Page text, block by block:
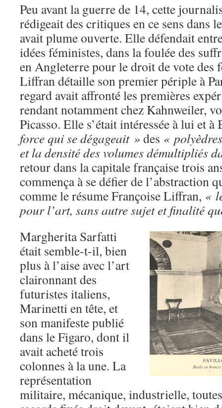
Peu avant la guerre de 14, cette
rédigeait des critiques en ce sens dans
avait plume ouverte. Elle défendait
idées féministes, dans la foulée des
en Angleterre pour le droit de vote des
Liffran détaille son premier périple à
regard avait affronté les premières
rendant notamment chez Kahnweiler,
Picasso. Elle s’était intéressée à lui et
force qui se dégageait » des «
et la densité des volumes démultipliés
retour dans la capitale française trois
commença à se défier de l’abstraction
comme le résume Françoise Liffran, «
pour l’art, sans autre sujet et finalité
Margherita Sarfatti
était semble-t-il, bien
plus à l’aise avec l’art
claironnant des
futuristes italiens,
Marinetti en tête, et
son manifeste publié
dans le Figaro, dont il
avait acheté trois
colonnes à la une. La
représentation
militaire, mécanique, industrielle,